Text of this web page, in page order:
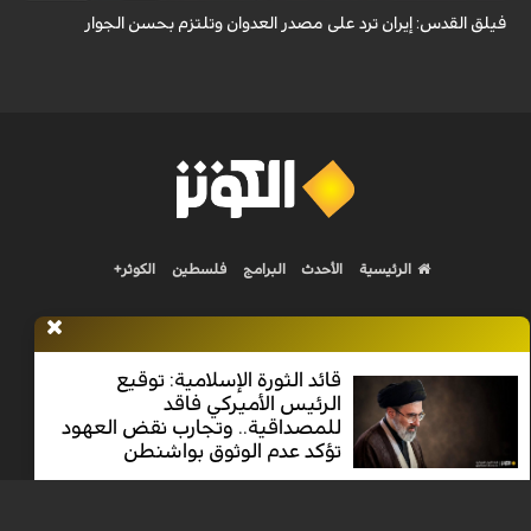
فيلق القدس: إيران ترد على مصدر العدوان وتلتزم بحسن الجوار
قائد الثورة الإسلامية: توقيع
الرئيس الأميركي فاقد
للمصداقية.. وتجارب نقض العهود
تؤكد عدم الوثوق بواشنطن
الرئيسية الأحدث البرامج فلسطين الكوثر+
Nilesat 11900 V | Badr 8 11747 V | Badr5 12284 V